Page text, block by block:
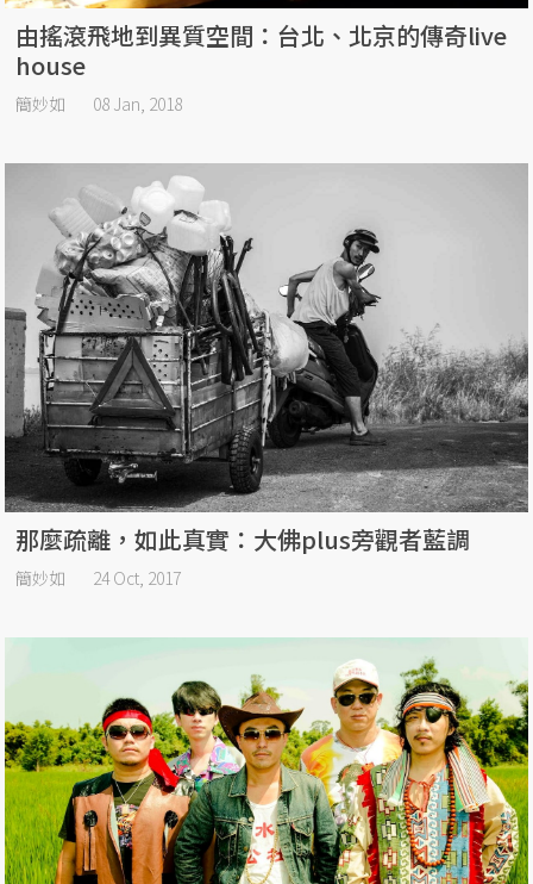
由搖滾飛地到異質空間：台北、北京的傳奇live
house
簡妙如 08 Jan, 2018
那麼疏離，如此真實：大佛plus旁觀者藍調
簡妙如 24 Oct, 2017